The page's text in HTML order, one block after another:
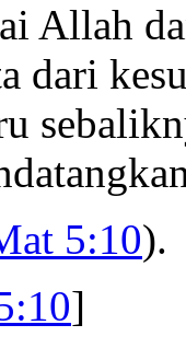
Allah
dari
5:10).
]